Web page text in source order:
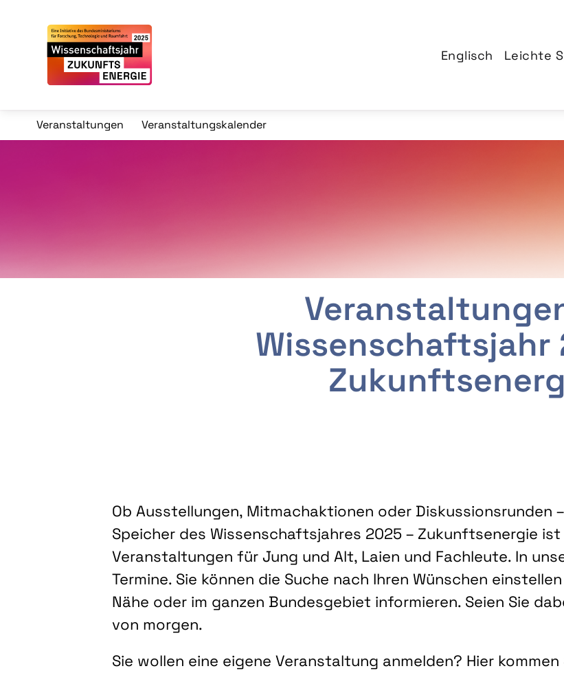
Englisch Leichte
Veranstaltungen Veranstaltungskalender
Wissenschaftsjahr
Ob Ausstellungen, Mitmachaktionen oder Diskussionsrunden
Speicher des Wissenschaftsjahres 2025 – Zukunftsenergie
Veranstaltungen für Jung und Alt, Laien und Fachleute. In
Termine. Sie können die Suche nach Ihren Wünschen
Nähe oder im ganzen Bundesgebiet informieren. Seien Sie
von morgen.
Sie wollen eine eigene Veranstaltung anmelden? Hier kommen